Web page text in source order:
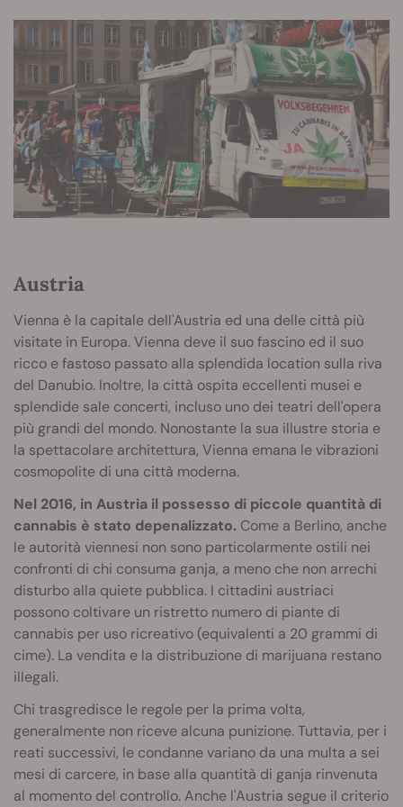
Austria
Vienna è la capitale dell'Austria ed una delle città più
visitate in Europa. Vienna deve il suo fascino ed il suo
ricco e fastoso passato alla splendida location sulla riva
del Danubio. Inoltre, la città ospita eccellenti musei e
splendide sale concerti, incluso uno dei teatri dell'opera
più grandi del mondo. Nonostante la sua illustre storia e
la spettacolare architettura, Vienna emana le vibrazioni
cosmopolite di una città moderna.
Nel 2016, in Austria il possesso di piccole quantità di
cannabis è stato depenalizzato. Come a Berlino, anche
le autorità viennesi non sono particolarmente ostili nei
confronti di chi consuma ganja, a meno che non arrechi
disturbo alla quiete pubblica. I cittadini austriaci
possono coltivare un ristretto numero di piante di
cannabis per uso ricreativo (equivalenti a 20 grammi di
cime). La vendita e la distribuzione di marijuana restano
illegali.
Chi trasgredisce le regole per la prima volta,
generalmente non riceve alcuna punizione. Tuttavia, per i
reati successivi, le condanne variano da una multa a sei
mesi di carcere, in base alla quantità di ganja rinvenuta
al momento del controllo. Anche l'Austria segue il criterio